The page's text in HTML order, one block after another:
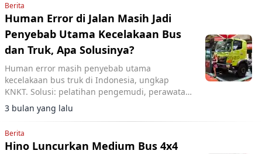
Berita
Human Error di Jalan Masih Jadi
Penyebab Utama Kecelakaan Bus
dan Truk, Apa Solusinya?
Human error masih penyebab utama
kecelakaan bus truk di Indonesia, ungkap
KNKT. Solusi: pelatihan pengemudi, perawatan
kendaraan, dan sistem operasional.
3 bulan yang lalu
Berita
Hino Luncurkan Medium Bus 4x4